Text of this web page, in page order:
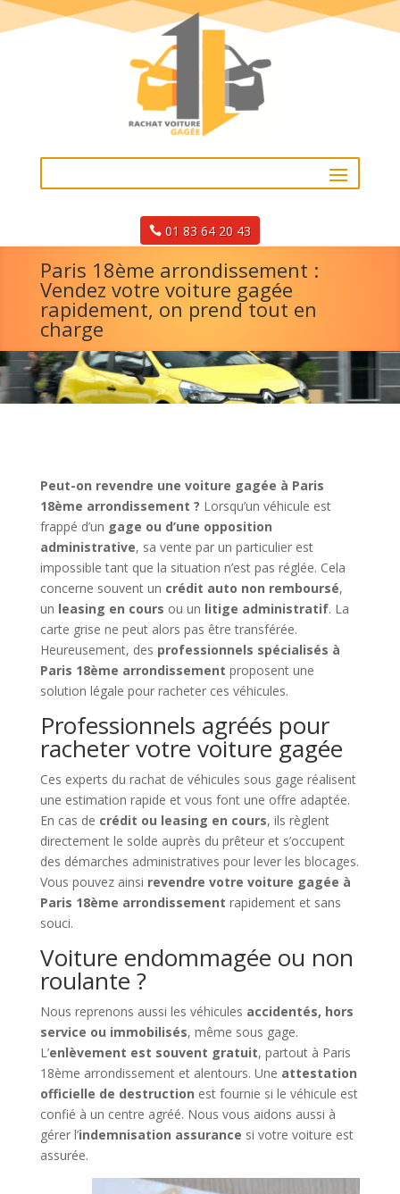
01 83 64 20 43
Paris 18ème arrondissement :
Vendez votre voiture gagée
rapidement, on prend tout en
charge
Peut-on revendre une voiture gagée à Paris
18ème arrondissement ? Lorsqu’un véhicule est
frappé d’un gage ou d’une opposition
administrative, sa vente par un particulier est
impossible tant que la situation n’est pas réglée. Cela
concerne souvent un crédit auto non remboursé,
un leasing en cours ou un litige administratif. La
carte grise ne peut alors pas être transférée.
Heureusement, des professionnels spécialisés à
Paris 18ème arrondissement proposent une
solution légale pour racheter ces véhicules.
Professionnels agréés pour
racheter votre voiture gagée
Ces experts du rachat de véhicules sous gage réalisent
une estimation rapide et vous font une offre adaptée.
En cas de crédit ou leasing en cours, ils règlent
directement le solde auprès du prêteur et s’occupent
des démarches administratives pour lever les blocages.
Vous pouvez ainsi revendre votre voiture gagée à
Paris 18ème arrondissement rapidement et sans
souci.
Voiture endommagée ou non
roulante ?
Nous reprenons aussi les véhicules accidentés, hors
service ou immobilisés, même sous gage.
L’enlèvement est souvent gratuit, partout à Paris
18ème arrondissement et alentours. Une attestation
officielle de destruction est fournie si le véhicule est
confié à un centre agréé. Nous vous aidons aussi à
gérer l’indemnisation assurance si votre voiture est
assurée.